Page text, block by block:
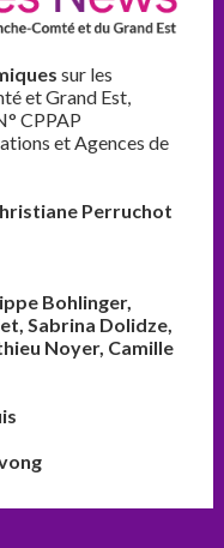
sur les
et Grand Est,
CPPAP
et Agences de
Perruchot
Bohlinger,
Sabrina Dolidze,
Noyer, Camille